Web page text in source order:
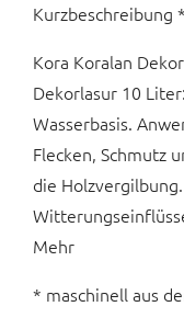
Kurzbeschreibung *
Kora Koralan
Dekorlasur 10
Wasserbasis.
Flecken, Schmutz
die
Mehr
* maschinell aus